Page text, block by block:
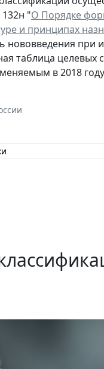
"О Порядке
и принципах
нововведения при
таблица целевых
в 2018